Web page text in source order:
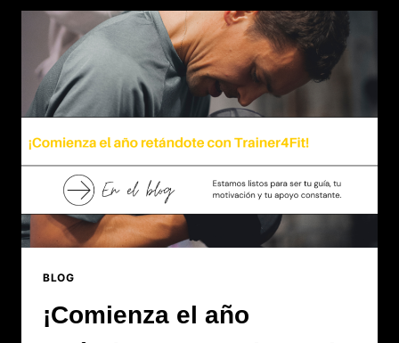
BLOG
¡Comienza el año